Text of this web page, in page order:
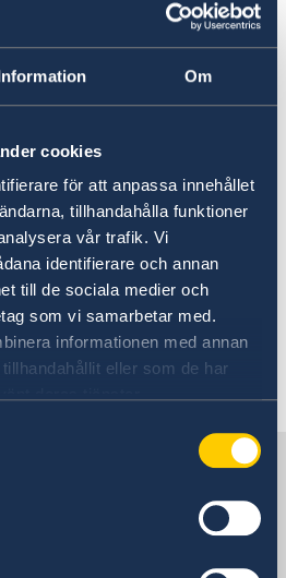
Om
cookies
för att anpassa innehållet
tillhandahålla funktioner
vår trafik. Vi
identifierare och annan
till de sociala medier och
som vi samarbetar med.
informationen med annan
eller som de har
2023.
på regeringens